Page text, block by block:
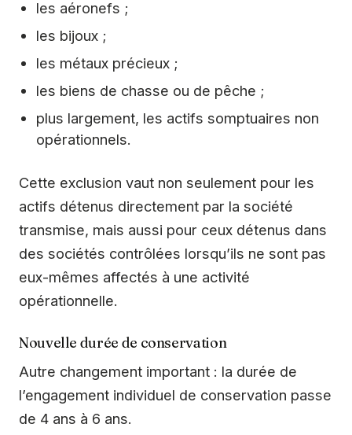
les aéronefs ;
les bijoux ;
les métaux précieux ;
les biens de chasse ou de pêche ;
plus largement, les actifs somptuaires non
opérationnels.
Cette exclusion vaut non seulement pour les
actifs détenus directement par la société
transmise, mais aussi pour ceux détenus dans
des sociétés contrôlées lorsqu’ils ne sont pas
eux-mêmes affectés à une activité
opérationnelle.
Nouvelle durée de conservation
Autre changement important : la durée de
l’engagement individuel de conservation passe
de 4 ans à 6 ans.